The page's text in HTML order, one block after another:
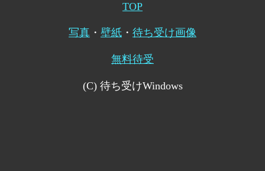
TOP
写真 ・ 壁紙 ・ 待ち受け画像
無料待受
(C) 待ち受けWindows